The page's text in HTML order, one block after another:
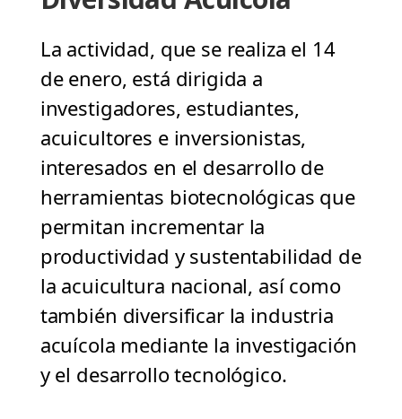
La actividad, que se realiza el 14
de enero, está dirigida a
investigadores, estudiantes,
acuicultores e inversionistas,
interesados en el desarrollo de
herramientas biotecnológicas que
permitan incrementar la
productividad y sustentabilidad de
la acuicultura nacional, así como
también diversificar la industria
acuícola mediante la investigación
y el desarrollo tecnológico.